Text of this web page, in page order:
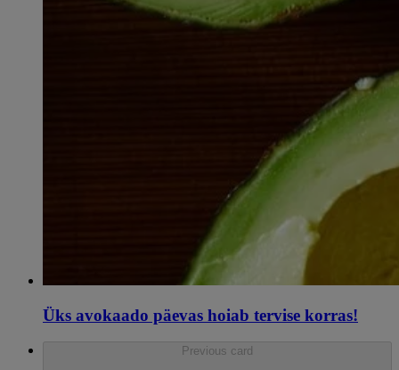
Üks avokaado päevas hoiab tervise korras!
Previous card